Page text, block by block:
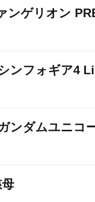
ンゲリオン
ンフォギア4
ンダムユニコ